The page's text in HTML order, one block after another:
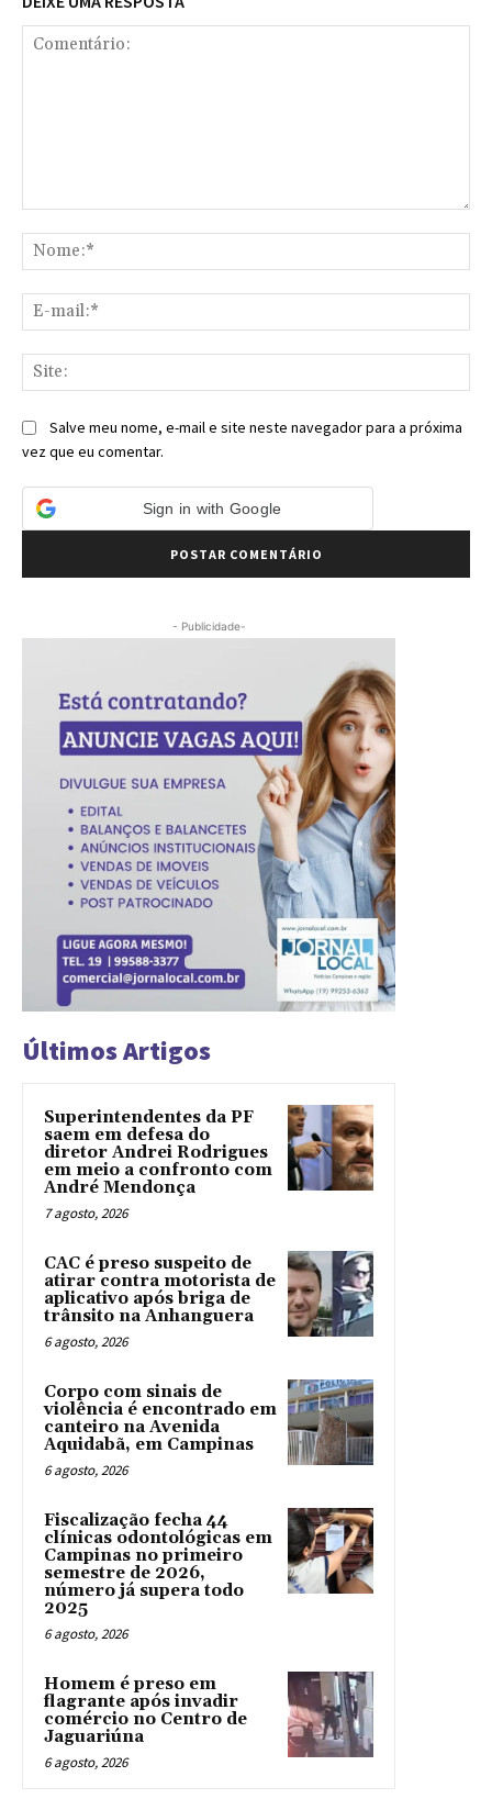
Salve meu nome, e-mail e site neste navegador para a próxima
vez que eu comentar.
Sign in with Google
- Publicidade-
Últimos Artigos
Superintendentes da PF
saem em defesa do
diretor Andrei Rodrigues
em meio a confronto com
André Mendonça
7 agosto, 2026
CAC é preso suspeito de
atirar contra motorista de
aplicativo após briga de
trânsito na Anhanguera
6 agosto, 2026
Corpo com sinais de
violência é encontrado em
canteiro na Avenida
Aquidabã, em Campinas
6 agosto, 2026
Fiscalização fecha 44
clínicas odontológicas em
Campinas no primeiro
semestre de 2026,
número já supera todo
2025
6 agosto, 2026
Homem é preso em
flagrante após invadir
comércio no Centro de
Jaguariúna
6 agosto, 2026